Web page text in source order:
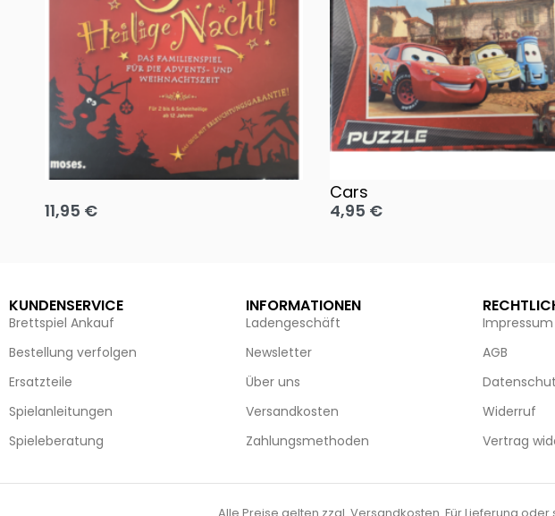
Oh, heilige Nacht!
11,95 €
Cars
4,95 €
KUNDENSERVICE
Brettspiel Ankauf
Bestellung verfolgen
Ersatzteile
Spielanleitungen
Spieleberatung
INFORMATIONEN
Ladengeschäft
Newsletter
Über uns
Versandkosten
Zahlungsmethoden
Impressum
AGB
Widerruf
Vertrag
Alle Preise gelten zzgl. Versandkosten. Für Lieferung